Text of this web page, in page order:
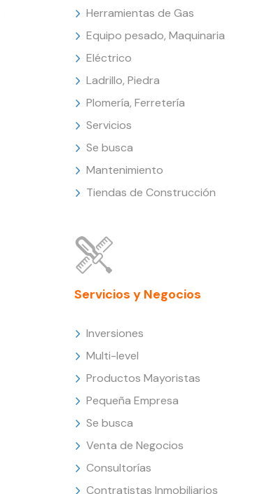
Herramientas de Gas
Equipo pesado, Maquinaria
Eléctrico
Ladrillo, Piedra
Plomería, Ferretería
Servicios
Se busca
Mantenimiento
Tiendas de Construcción
Servicios y Negocios
Inversiones
Multi-level
Productos Mayoristas
Pequeña Empresa
Se busca
Venta de Negocios
Consultorías
Contratistas Inmobiliarios